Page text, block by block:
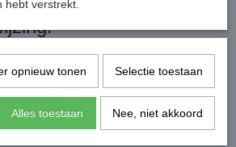
drogen. Voor een extra ruige textuur
op de lengte en punten van je haar voor
hebt verstrekt.
opnieuw tonen Selectie toestaan
Alles toestaan Nee, niet akkoord